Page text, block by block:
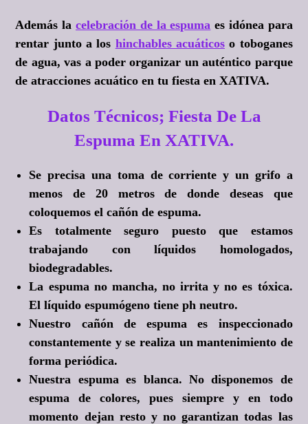
Además la celebración de la espuma es idónea para
rentar junto a los hinchables acuáticoso toboganes
de agua, vas a poder organizar un auténtico parque
de atracciones acuático en tu fiesta en XATIVA.
Datos Técnicos; Fiesta De La
Espuma En XATIVA.
Se precisa una toma de corriente y un grifo a
menos de 20 metros de donde deseas que
coloquemos el cañón de espuma.
Es totalmente seguro puesto que estamos
trabajando con líquidos homologados,
biodegradables.
La espuma no mancha, no irrita y no es tóxica.
El líquido espumógeno tiene ph neutro.
Nuestro cañón de espuma es inspeccionado
constantemente y se realiza un mantenimiento de
forma periódica.
Nuestra espuma es blanca. No disponemos de
espuma de colores, pues siempre y en todo
momento dejan resto y no garantizan todas las